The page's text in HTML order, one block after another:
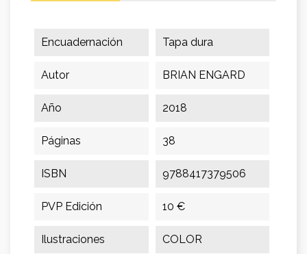
Encuadernación Tapa dura
Autor BRIAN ENGARD
Año 2018
Páginas 38
ISBN 9788417379506
PVP Edición 10 €
Ilustraciones COLOR